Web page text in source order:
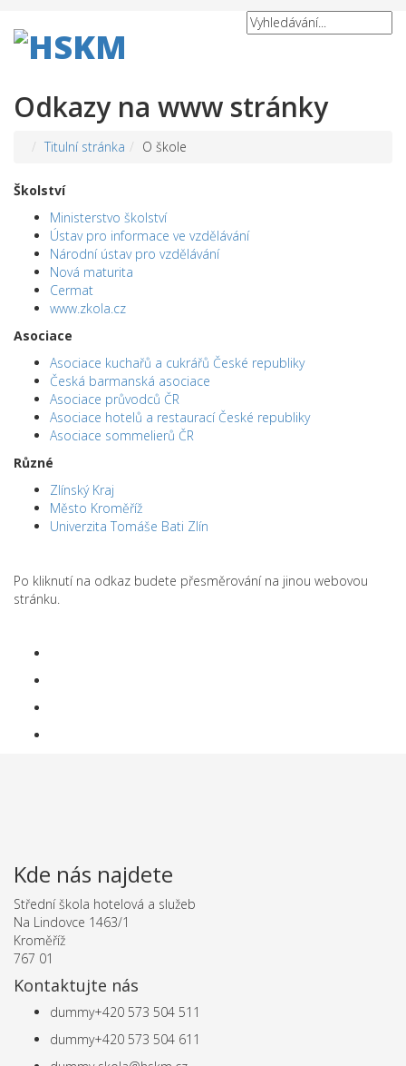
Odkazy na www stránky
Titulní stránka O škole
Školství
Ministerstvo školství
Ústav pro informace ve vzdělávání
Národní ústav pro vzdělávání
Nová maturita
Cermat
www.zkola.cz
Asociace
Asociace kuchařů a cukrářů České republiky
Česká barmanská asociace
Asociace průvodců ČR
Asociace hotelů a restaurací České republiky
Asociace sommelierů ČR
Různé
Zlínský Kraj
Město Kroměříž
Univerzita Tomáše Bati Zlín
Po kliknutí na odkaz budete přesměrování na jinou webovou
stránku.
Kde nás najdete
Střední škola hotelová a služeb
Na Lindovce 1463/1
Kroměříž
767 01
Kontaktujte nás
dummy+420 573 504 511
dummy+420 573 504 611